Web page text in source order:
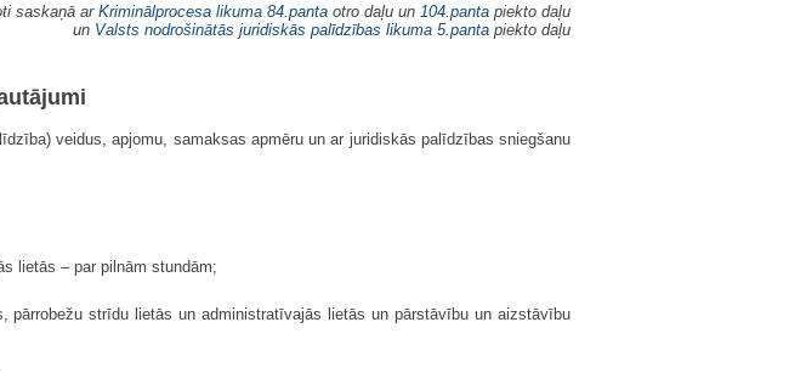
saskaņā arKriminālprocesa likuma 84.panta otro daļu un 104.panta piekto daļu
un Valsts nodrošinātās juridiskās palīdzības likuma 5.panta piekto daļu
veidus, apjomu, samaksas apmēru un ar juridiskās palīdzības sniegšanu
lietās – par pilnām stundām;
strīdu lietās un administratīvajās lietās un pārstāvību un aizstāvību